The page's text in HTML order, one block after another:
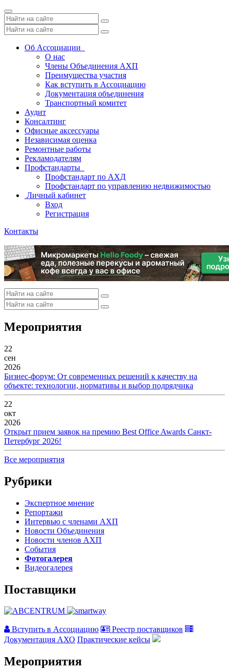
Toggle
navigation
Об Ассоциации
О нас
Члены Объединения АХП
Преимущества участия
Как вступить в Ассоциацию
Документация объединения
Транспортный комитет
Аудит
Консалтинг
Офисные аксессуары
Независимая оценка
Ремонтные работы
Рекламодателям
Профстандарты
Профстандарт по АХД
Профстандарт по управлению недвижимостью
Личный кабинет
Вход
Регистрация
Контакты
Мероприятия
22
сен
2026
Бизнес-форум: От современных решений к качеству на
объекте: технологии, нормативы и выбор подрядчика
22
окт
2026
Открыт прием заявок на премию Best Office Awards Санкт-
Петербург 2026!
Все мероприятия
Рубрики
Экспертное мнение
Репортажи
Интервью с членами АХП
Новости Объединения
Новости членов АХП
События
Фотогалерея
Видеогалерея
Поставщики
Вступить в Ассоциацию
Реестр поставщиков
Документация АХО Практические кейсы
Мероприятия